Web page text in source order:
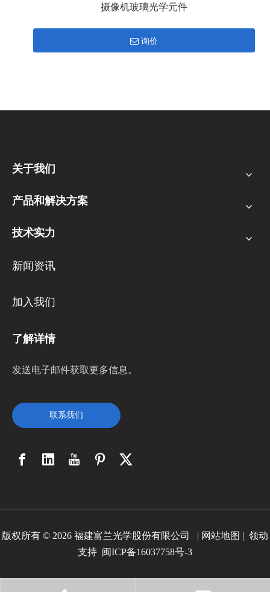
摄像机玻璃光学元件
询价
关于我们
产品和解决方案
技术实力
新闻资讯
加入我们
了解详情
发送电子邮件获取更多信息。
联系我们
版权所有 © 2026 福建富兰光学股份有限公司 | 网站地图 | 领动
支持 闽ICP备16037758号-3